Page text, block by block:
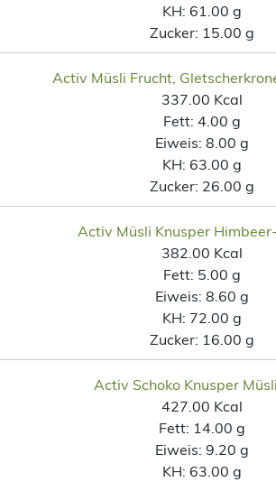
KH: 61.00 g
Zucker: 15.00 g
Activ Müsli Frucht,
337.00 Kcal
Fett: 4.00 g
Eiweis: 8.00 g
KH: 63.00 g
Zucker: 26.00 g
Activ Müsli Knusper
382.00 Kcal
Fett: 5.00 g
Eiweis: 8.60 g
KH: 72.00 g
Zucker: 16.00 g
Activ Schoko Knusper
427.00 Kcal
Fett: 14.00 g
Eiweis: 9.20 g
KH: 63.00 g